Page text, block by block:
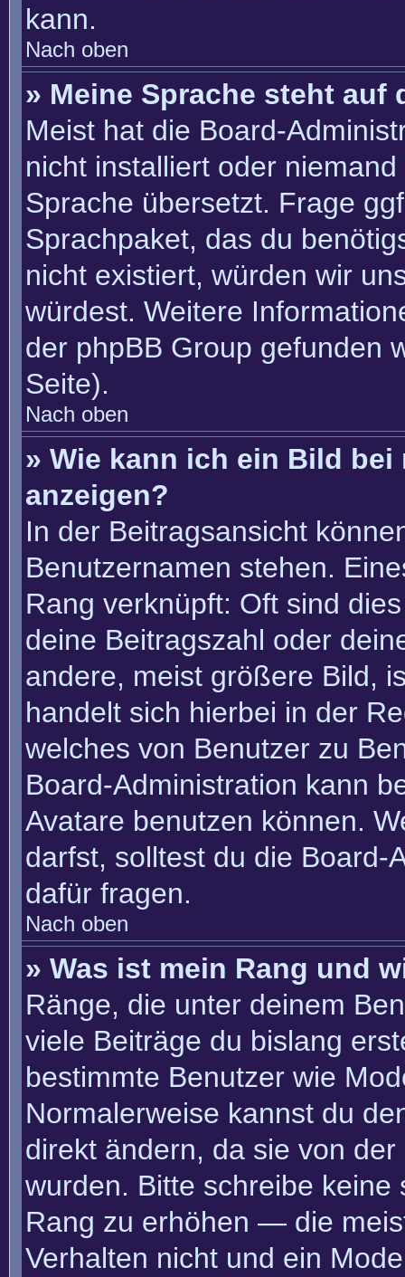
kann.
Nach oben
» Meine Sprache steht
Meist hat die Board-
nicht installiert oder
Sprache übersetzt. Frage
Sprachpaket, das du
nicht existiert, würden wir
würdest. Weitere
der phpBB Group gefunden
Seite).
Nach oben
» Wie kann ich ein Bild bei
anzeigen?
In der Beitragsansicht
Benutzernamen stehen.
Rang verknüpft: Oft sind
deine Beitragszahl oder
andere, meist größere Bild,
handelt sich hierbei in der
welches von Benutzer zu
Board-Administration kann
Avatare benutzen können.
darfst, solltest du die Board-
dafür fragen.
Nach oben
» Was ist mein Rang und
Ränge, die unter deinem
viele Beiträge du bislang
bestimmte Benutzer wie
Normalerweise kannst du
direkt ändern, da sie von
wurden. Bitte schreibe
Rang zu erhöhen — die
Verhalten nicht und ein